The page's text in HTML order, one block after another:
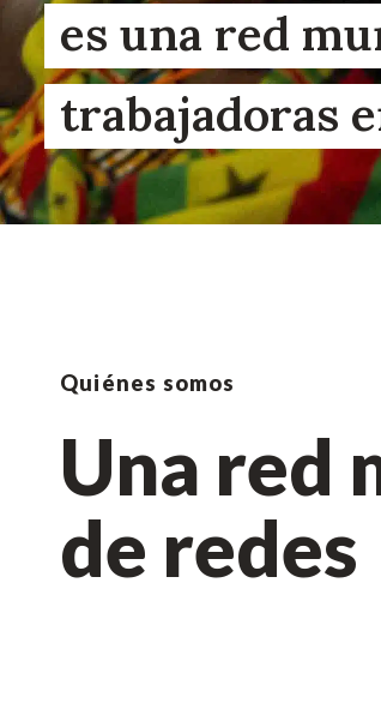
es una red
trabajadoras
Quiénes somos
Una red
de redes